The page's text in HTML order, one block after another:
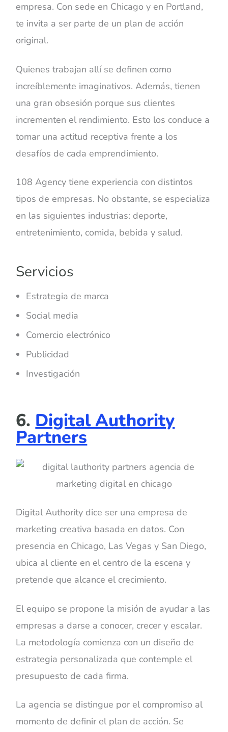
empresa. Con sede en Chicago y en Portland,
te invita a ser parte de un plan de acción
original.
Quienes trabajan allí se definen como
increíblemente imaginativos. Además, tienen
una gran obsesión porque sus clientes
incrementen el rendimiento. Esto los conduce a
tomar una actitud receptiva frente a los
desafíos de cada emprendimiento.
108 Agency tiene experiencia con distintos
tipos de empresas. No obstante, se especializa
en las siguientes industrias: deporte,
entretenimiento, comida, bebida y salud.
Servicios
Estrategia de marca
Social media
Comercio electrónico
Publicidad
Investigación
6. Digital Authority
Partners
Digital Authority dice ser una empresa de
marketing creativa basada en datos. Con
presencia en Chicago, Las Vegas y San Diego,
ubica al cliente en el centro de la escena y
pretende que alcance el crecimiento.
El equipo se propone la misión de ayudar a las
empresas a darse a conocer, crecer y escalar.
La metodología comienza con un diseño de
estrategia personalizada que contemple el
presupuesto de cada firma.
La agencia se distingue por el compromiso al
momento de definir el plan de acción. Se